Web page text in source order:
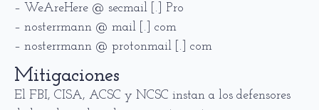
– WeAreHere @ secmail [.] Pro
– nosterrmann @ mail [.] com
– nosterrmann @ protonmail [.] com
Mitigaciones
El FBI, CISA, ACSC y NCSC instan a los defensores